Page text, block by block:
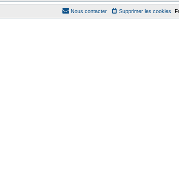
Supprimer les cookies
Nous contacter